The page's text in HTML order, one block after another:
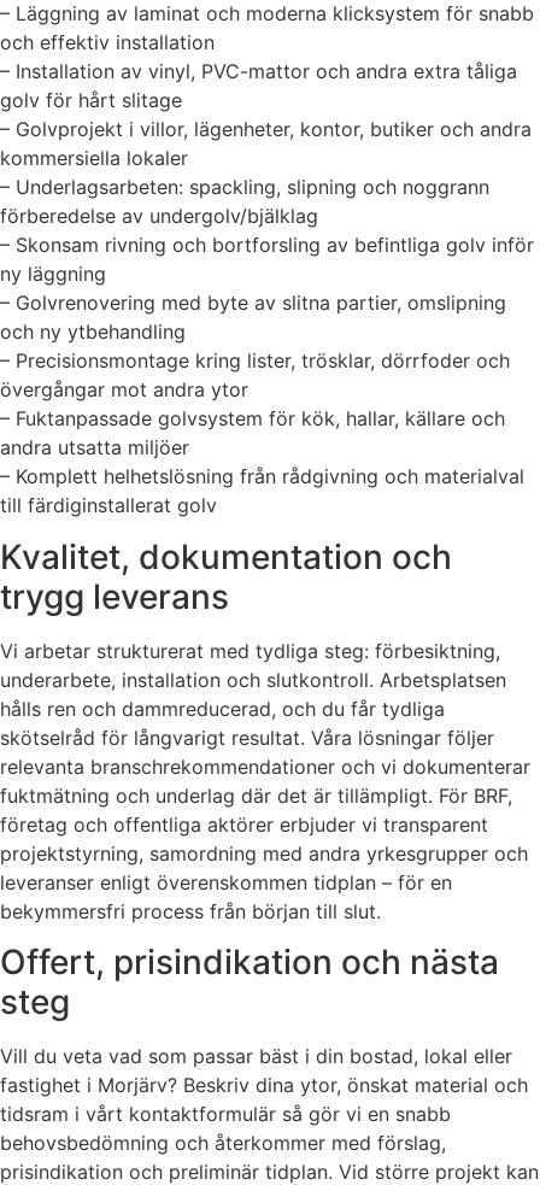
– Läggning av laminat och moderna klicksystem för snabb
och effektiv installation
– Installation av vinyl, PVC-mattor och andra extra tåliga
golv för hårt slitage
– Golvprojekt i villor, lägenheter, kontor, butiker och andra
kommersiella lokaler
– Underlagsarbeten: spackling, slipning och noggrann
förberedelse av undergolv/bjälklag
– Skonsam rivning och bortforsling av befintliga golv inför
ny läggning
– Golvrenovering med byte av slitna partier, omslipning
och ny ytbehandling
– Precisionsmontage kring lister, trösklar, dörrfoder och
övergångar mot andra ytor
– Fuktanpassade golvsystem för kök, hallar, källare och
andra utsatta miljöer
– Komplett helhetslösning från rådgivning och materialval
till färdiginstallerat golv
Kvalitet, dokumentation och
trygg leverans
Vi arbetar strukturerat med tydliga steg: förbesiktning,
underarbete, installation och slutkontroll. Arbetsplatsen
hålls ren och dammreducerad, och du får tydliga
skötselråd för långvarigt resultat. Våra lösningar följer
relevanta branschrekommendationer och vi dokumenterar
fuktmätning och underlag där det är tillämpligt. För BRF,
företag och offentliga aktörer erbjuder vi transparent
projektstyrning, samordning med andra yrkesgrupper och
leveranser enligt överenskommen tidplan – för en
bekymmersfri process från början till slut.
Offert, prisindikation och nästa
steg
Vill du veta vad som passar bäst i din bostad, lokal eller
fastighet i Morjärv? Beskriv dina ytor, önskat material och
tidsram i vårt kontaktformulär så gör vi en snabb
behovsbedömning och återkommer med förslag,
prisindikation och preliminär tidplan. Vid större projekt kan